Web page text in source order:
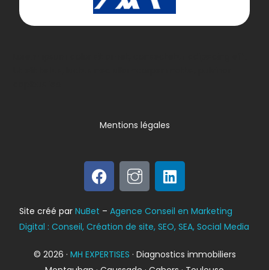
Bilan énergétique
DPE
© 2026 · MH EXPERTISES · Diagnostics immobiliers
Site créé parNuBet –Agence Conseil en Marketing
Digital : Conseil, Création de site, SEO, SEA, Social Media
Mentions légales